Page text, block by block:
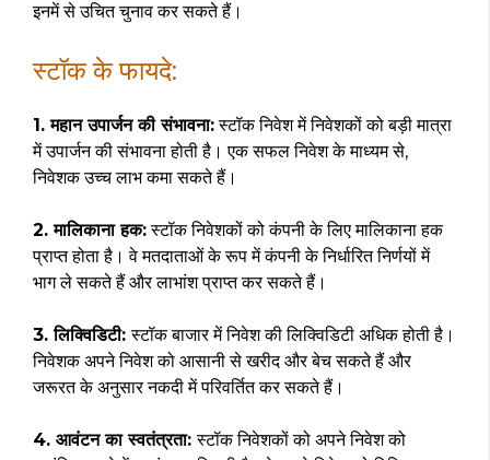
इनमें से उचित चुनाव कर सकते हैं।
स्टॉक के फायदे:
1. महान उपार्जन की संभावना:स्टॉक निवेश में निवेशकों को बड़ी मात्रा
में उपार्जन की संभावना होती है। एक सफल निवेश के माध्यम से,
निवेशक उच्च लाभ कमा सकते हैं।
2. मालिकाना हक:स्टॉक निवेशकों को कंपनी के लिए मालिकाना हक
प्राप्त होता है। वे मतदाताओं के रूप में कंपनी के निर्धारित निर्णयों में
भाग ले सकते हैं और लाभांश प्राप्त कर सकते हैं।
3. लिक्विडिटी:स्टॉक बाजार में निवेश की लिक्विडिटी अधिक होती है।
निवेशक अपने निवेश को आसानी से खरीद और बेच सकते हैं और
जरूरत के अनुसार नकदी में परिवर्तित कर सकते हैं।
4. आवंटन का स्वतंत्रता:स्टॉक निवेशकों को अपने निवेश को